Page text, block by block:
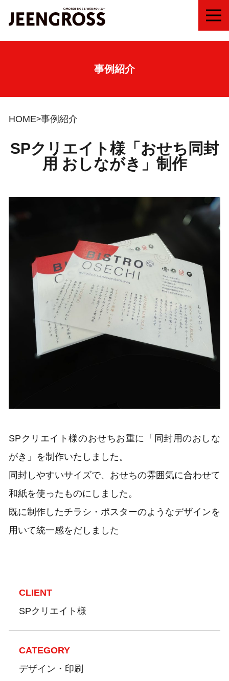
事例紹介
HOME 事例紹介
SPクリエイト様「おせち同封
用 おしながき」制作
SPクリエイト様のおせちお重に「同封用のおしな
がき」を制作いたしました。
同封しやすいサイズで、おせちの雰囲気に合わせて
和紙を使ったものにしました。
既に制作したチラシ・ポスターのようなデザインを
用いて統一感をだしました
CLIENT
SPクリエイト様
CATEGORY
デザイン・印刷